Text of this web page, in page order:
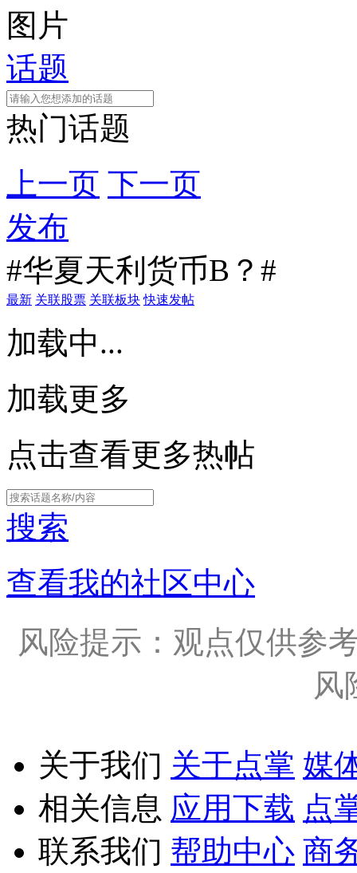
图片
话题
热门话题
上一页 下一页
发布
#华夏天利货币B？#
最新 关联股票 关联板块 快速发帖
加载中...
加载更多
点击查看更多热帖
搜索
查看我的社区中心
风险提示：观点仅供参
风
关于我们 关于点掌 媒
相关信息 应用下载 点
联系我们 帮助中心 商